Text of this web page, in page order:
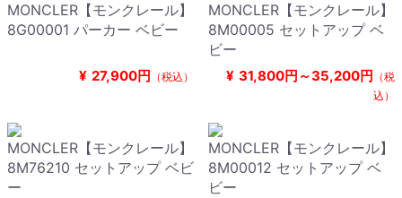
MONCLER【モンクレール】
8G00001 パーカー ベビー
¥ 27,900円 （税込）
MONCLER【モンクレール】
8M00005 セットアップ ベ
ビー
¥ 31,800円～35,200円 （税
込）
MONCLER【モンクレール】
8M76210 セットアップ ベビ
ー
MONCLER【モンクレール】
8M00012 セットアップ ベ
ビー